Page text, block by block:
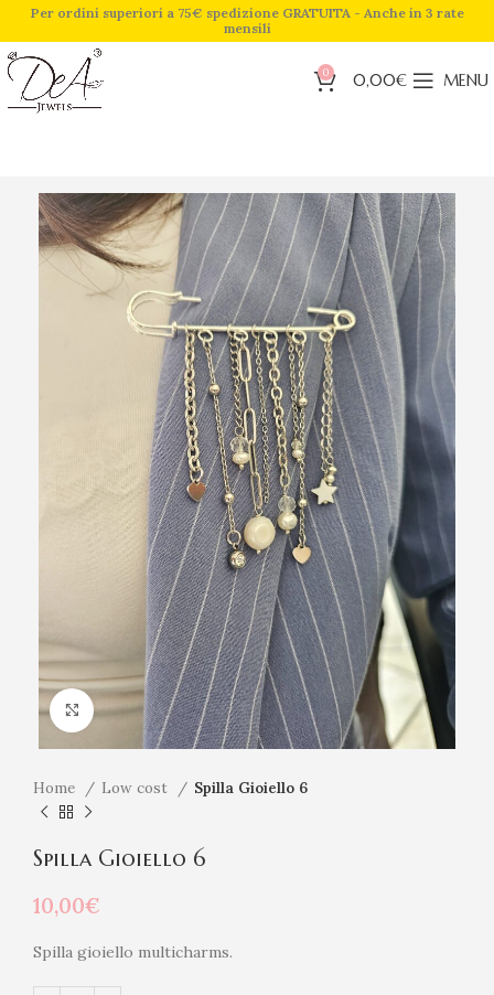
Per ordini superiori a 75€ spedizione GRATUITA - Anche in 3 rate
mensili
0 0,00€ MENU
Click to enlarge
Home Low cost Spilla Gioiello 6
Spilla Gioiello 6
10,00€
Spilla gioiello multicharms.